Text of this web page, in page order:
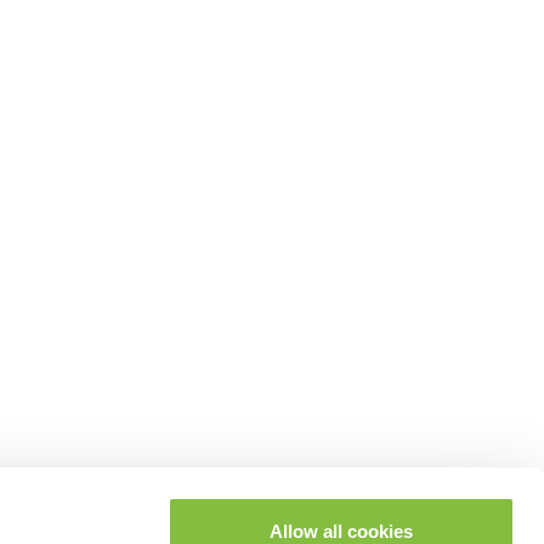
Allow all cookies